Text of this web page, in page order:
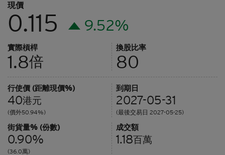
現價
0.115 9.52%
實際槓桿
1.8倍
換股比率
80
行使價 (距離現價%)
40港元
(價外50.94%)
到期日
2027-05-31
(最後交易日 2027-05-25)
街貨量% (份數)
0.90%
(36.0萬)
成交額
1.18百萬